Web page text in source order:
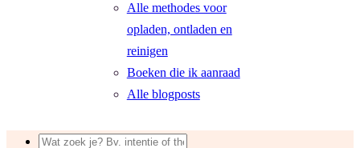
Alle methodes voor
opladen, ontladen en
reinigen
Boeken die ik aanraad
Alle blogposts